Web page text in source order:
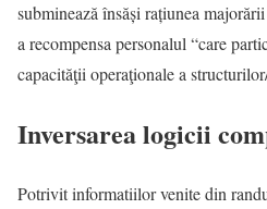
subminează însăși rațiunea
a recompensa personalul “care
capacităţii operaţionale a
Inversarea logicii
Potrivit informatiilor venite din